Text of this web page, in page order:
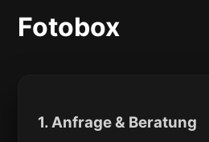
Fotobox
1. Anfrage & Beratung